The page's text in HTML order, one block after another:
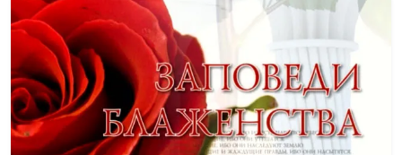
библеист, аспирант
государственного
гуманитарного
университета
Миссия или счастье, или
Юлия Синицына,